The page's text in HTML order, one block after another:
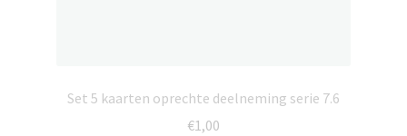
Set 5 kaarten oprechte deelneming serie 7.6
€1,00